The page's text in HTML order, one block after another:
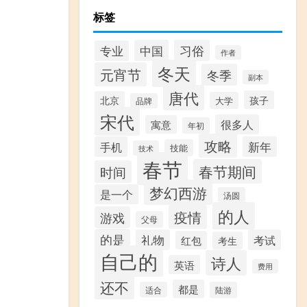
标签
专业 中国 习俗 作者
元宵节 冬天 冬季 副本
北京 品牌 唐代 大学 孩子
宋代 寓意 年初 很多人
手机 技术 技能 攻略 新年
时间 春节 春节期间
是一个 梦幻西游 汤圆
游戏 父母 疫情 的人
的是 礼物 红包 考生 考试
自己的 英语 诗人 费用
还不 适合 都是 陆游